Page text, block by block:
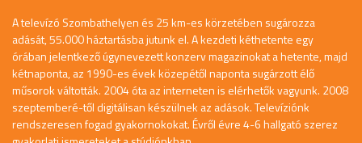
A televízó Szombathelyen és 25 km-es körzetében sugározza
adását, 55.000 háztartásba jutunk el. A kezdeti kéthetente egy
órában jelentkező úgynevezett konzerv magazinokat a hetente, majd
kétnaponta, az 1990-es évek közepétől naponta sugárzott élő
műsorok váltották. 2004 óta az interneten is elérhetők vagyunk. 2008
szeptemberé-től digitálisan készülnek az adások. Televíziónk
rendszeresen fogad gyakornokokat. Évről évre 4-6 hallgató szerez